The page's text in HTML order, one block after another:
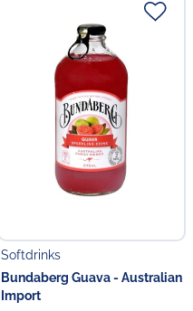
Softdrinks
Bundaberg Guava - Australian
Import